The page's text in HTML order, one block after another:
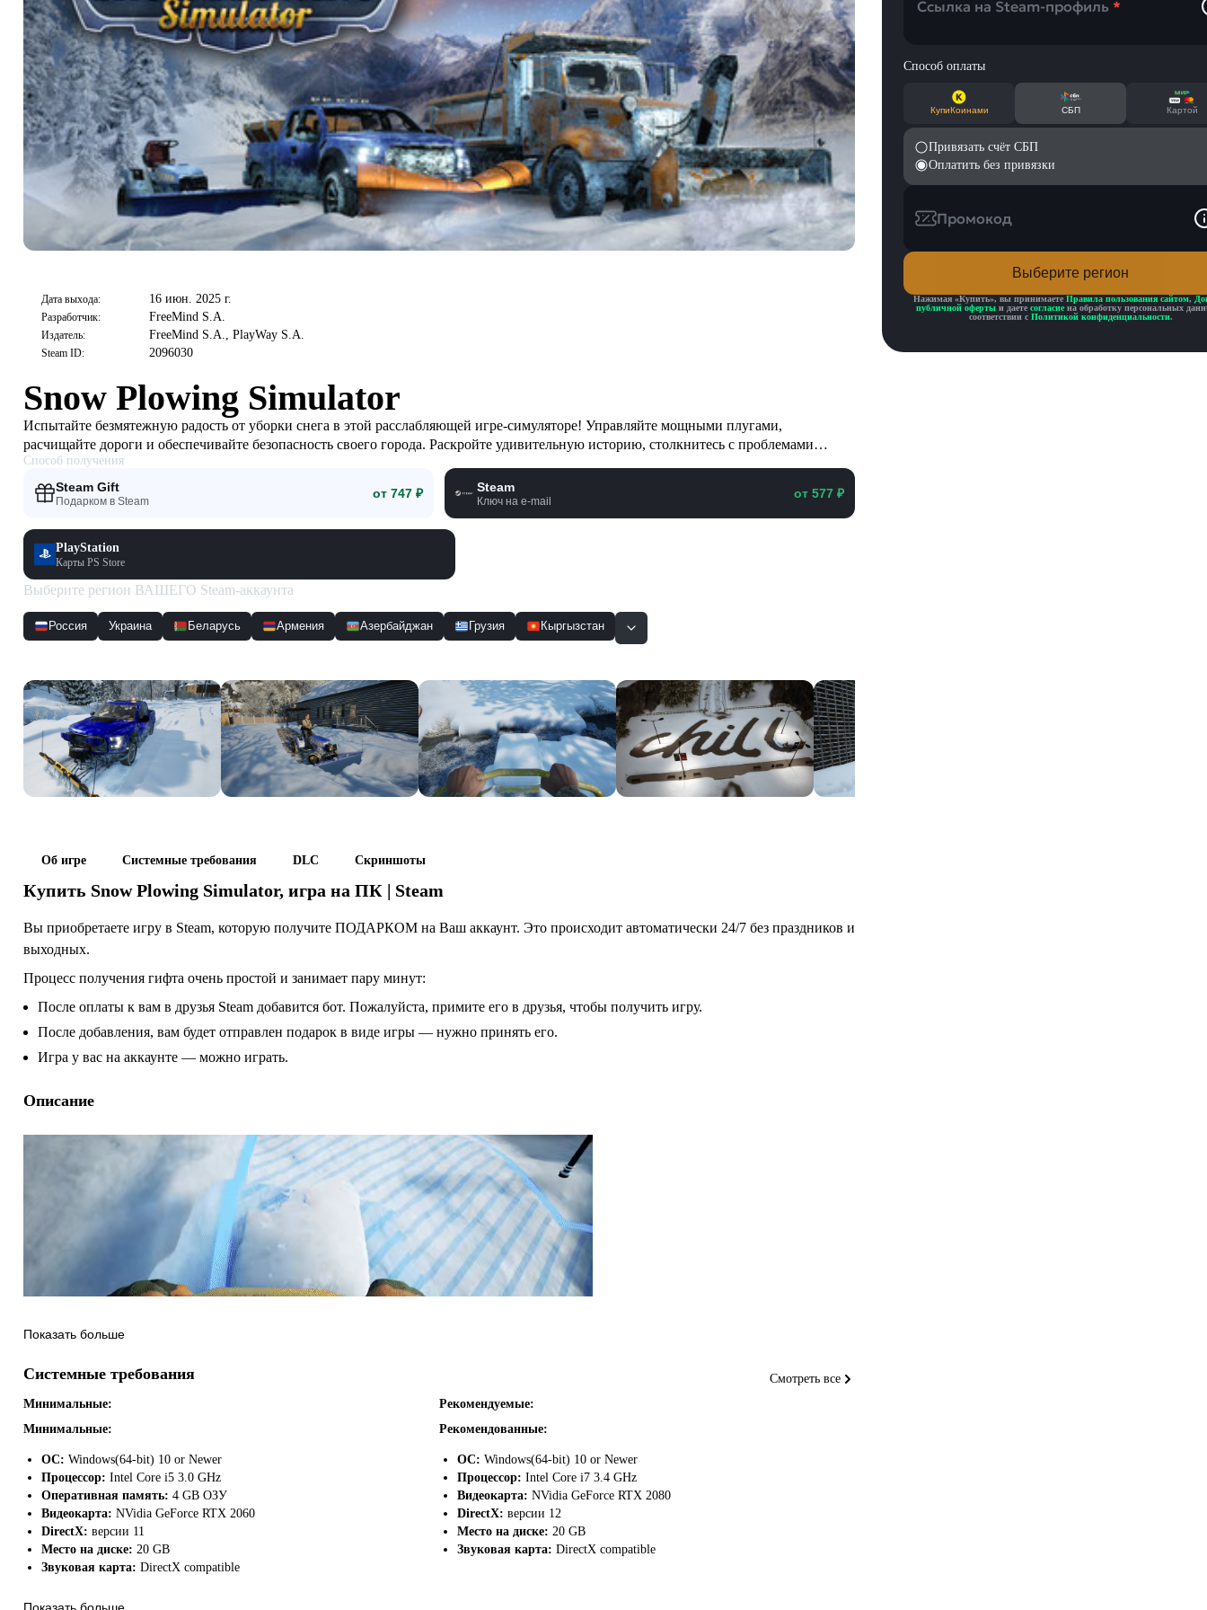
Дата выхода: 16 июн. 2025 г.
Разработчик: FreeMind S.A.
Издатель: FreeMind S.A., PlayWay S.A.
Steam ID: 2096030
Snow Plowing Simulator
Испытайте безмятежную радость от уборки снега в этой расслабляющей игре-симуляторе! Управляйте мощными плугами,
расчищайте дороги и обеспечивайте безопасность своего города. Раскройте удивительную историю, столкнитесь с проблемами
выживания и справьтесь с передовыми погодными системами.
Способ получения
Steam Gift
Подарком в Steam
от 747 ₽ Steam
Ключ на e-mail
от 577 ₽
PlayStation
Карты PS Store
Выберите регион ВАШЕГО Steam-аккаунта
Россия Украина Беларусь Армения Азербайджан Грузия Кыргызстан
Об игре Системные требования DLC Скриншоты
Купить Snow Plowing Simulator, игра на ПК | Steam
Вы приобретаете игру в Steam, которую получите ПОДАРКОМ на Ваш аккаунт. Это происходит автоматически 24/7 без праздников и
выходных.
Процесс получения гифта очень простой и занимает пару минут:
После оплаты к вам в друзья Steam добавится бот. Пожалуйста, примите его в друзья, чтобы получить игру.
После добавления, вам будет отправлен подарок в виде игры — нужно принять его.
Игра у вас на аккаунте — можно играть.
Описание
вы заработали немного дополнительных денег, пришло время покупать все более и более серьезные машины и транспортные средства.
Чем более эффективное оборудование у вас есть, тем более сложные задания будут доступны для вас во все более и более интересных местах.
Исследуйте город и его окрестности, любуясь захватывающими дух пейзажами.
Показать больше
Системные требования
Смотреть все
Минимальные:
Минимальные:
ОС: Windows(64-bit) 10 or Newer
Процессор: Intel Core i5 3.0 GHz
Оперативная память: 4 GB ОЗУ
Видеокарта: NVidia GeForce RTX 2060
DirectX: версии 11
Место на диске: 20 GB
Звуковая карта: DirectX compatible
Рекомендуемые:
Рекомендованные:
ОС: Windows(64-bit) 10 or Newer
Процессор: Intel Core i7 3.4 GHz
Видеокарта: NVidia GeForce RTX 2080
DirectX: версии 12
Место на диске: 20 GB
Звуковая карта: DirectX compatible
Показать больше
Ссылка на Steam-профиль *
Способ оплаты
КупиКоинами СБП Картой
Привязать счёт СБП
Оплатить без привязки
Промокод
Выберите регион
Нажимая «Купить», вы принимаете Правила пользования сайтом,
публичной оферты и даете согласие на обработку персональных
соответствии с Политикой конфиденциальности.